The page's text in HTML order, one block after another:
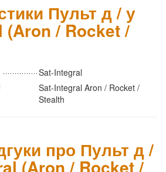
Пульт д / у
(Aron / Rocket /
Sat-Integral
Sat-Integral Aron / Rocket /
Stealth
про Пульт д /
(Aron / Rocket /